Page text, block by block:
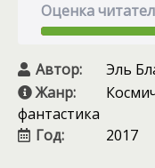
Оценка
Автор:
Эль
Жанр:
фантастика
Год:
2017